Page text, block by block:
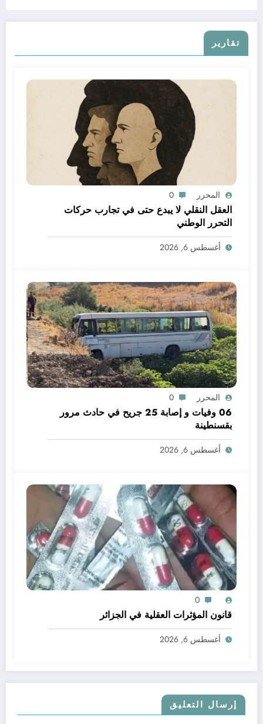
تقارير
المحرر 0
العقل النقلي لا يبدع حتى في تجارب حركات
التحرر الوطني
أغسطس 6, 2026
المحرر 0
06 وفيات و إصابة 25 جريح في حادث مرور
بقسنطينة
أغسطس 6, 2026
0
قانون المؤثرات العقلية في الجزائر
أغسطس 6, 2026
إرسال التعليق